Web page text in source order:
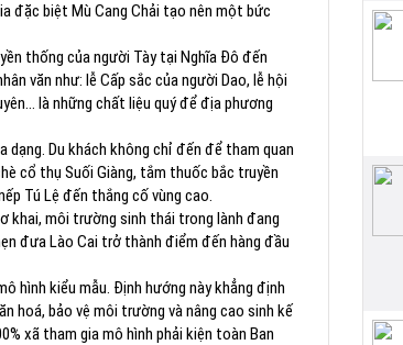
đặc biệt Mù Cang Chải tạo nên một bức
thống của người Tày tại Nghĩa Đô đến
văn như: lễ Cấp sắc của người Dao, lễ hội
là những chất liệu quý để địa phương
dạng. Du khách không chỉ đến để tham quan
cổ thụ Suối Giàng, tắm thuốc bắc truyền
Tú Lệ đến thắng cố vùng cao.
khai, môi trường sinh thái trong lành đang
đưa Lào Cai trở thành điểm đến hàng đầu
hình kiểu mẫu. Định hướng này khẳng định
hoá, bảo vệ môi trường và nâng cao sinh kế
xã tham gia mô hình phải kiện toàn Ban